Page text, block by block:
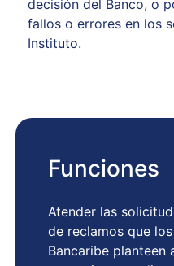
decisión del Banco, o
fallos o errores en los
Instituto.
Funciones
Atender las
de reclamos que
Bancaribe planteen